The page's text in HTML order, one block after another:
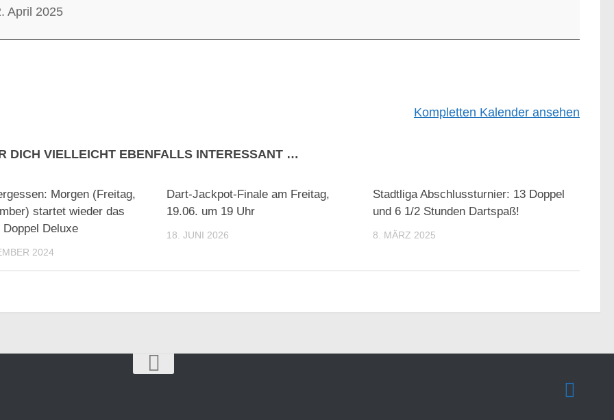
April 2025
Kompletten Kalender ansehen
DICH VIELLEICHT EBENFALLS INTERESSANT …
Morgen (Freitag,
startet wieder das
Doppel Deluxe
2024
Dart-Jackpot-Finale am Freitag,
19.06. um 19 Uhr
18. JUNI 2026
Stadtliga Abschlussturnier: 13 Doppel
und 6 1/2 Stunden Dartspaß!
8. MÄRZ 2025